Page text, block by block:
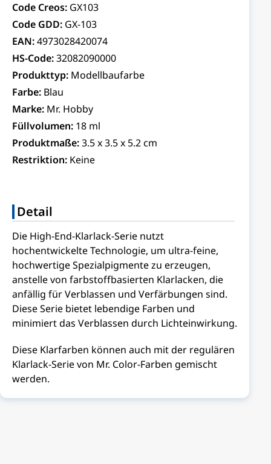
Code Creos: GX103
Code GDD: GX-103
EAN:4973028420074
HS-Code:32082090000
Produkttyp: Modellbaufarbe
Farbe: Blau
Marke: Mr. Hobby
Füllvolumen: 18 ml
Produktmaße:3.5 x 3.5 x 5.2 cm
Restriktion: Keine
Detail
Die High-End-Klarlack-Serie nutzt
hochentwickelte Technologie, um ultra-feine,
hochwertige Spezialpigmente zu erzeugen,
anstelle von farbstoffbasierten Klarlacken, die
anfällig für Verblassen und Verfärbungen sind.
Diese Serie bietet lebendige Farben und
minimiert das Verblassen durch Lichteinwirkung.
Diese Klarfarben können auch mit der regulären
Klarlack-Serie von Mr. Color-Farben gemischt
werden.